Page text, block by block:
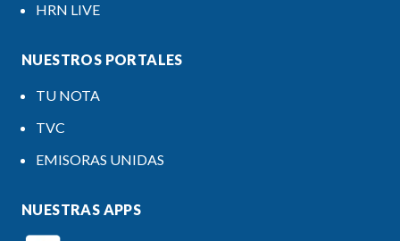
HRN LIVE
NUESTROS PORTALES
TU NOTA
TVC
EMISORAS UNIDAS
NUESTRAS APPS